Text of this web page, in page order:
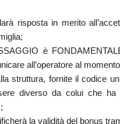
risposta in merito
è
all’operatore al
struttura, fornite il codice
diverso da colui che
la validità del bonus